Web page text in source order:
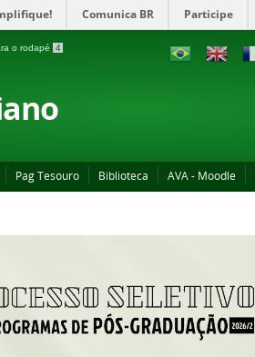
Comunica BR Participe
o rodapé 4
Pag Tesouro Biblioteca AVA - Moodle